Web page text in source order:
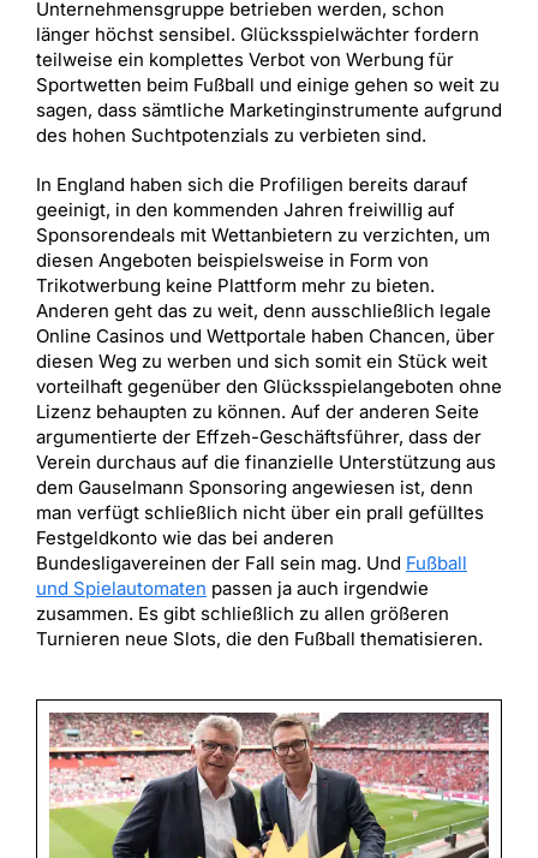
Unternehmensgruppe betrieben werden, schon
länger höchst sensibel. Glücksspielwächter fordern
teilweise ein komplettes Verbot von Werbung für
Sportwetten beim Fußball und einige gehen so weit zu
sagen, dass sämtliche Marketinginstrumente aufgrund
des hohen Suchtpotenzials zu verbieten sind.
In England haben sich die Profiligen bereits darauf
geeinigt, in den kommenden Jahren freiwillig auf
Sponsorendeals mit Wettanbietern zu verzichten, um
diesen Angeboten beispielsweise in Form von
Trikotwerbung keine Plattform mehr zu bieten.
Anderen geht das zu weit, denn ausschließlich legale
Online Casinos und Wettportale haben Chancen, über
diesen Weg zu werben und sich somit ein Stück weit
vorteilhaft gegenüber den Glücksspielangeboten ohne
Lizenz behaupten zu können. Auf der anderen Seite
argumentierte der Effzeh-Geschäftsführer, dass der
Verein durchaus auf die finanzielle Unterstützung aus
dem Gauselmann Sponsoring angewiesen ist, denn
man verfügt schließlich nicht über ein prall gefülltes
Festgeldkonto wie das bei anderen
Bundesligavereinen der Fall sein mag. Und Fußball
und Spielautomaten passen ja auch irgendwie
zusammen. Es gibt schließlich zu allen größeren
Turnieren neue Slots, die den Fußball thematisieren.